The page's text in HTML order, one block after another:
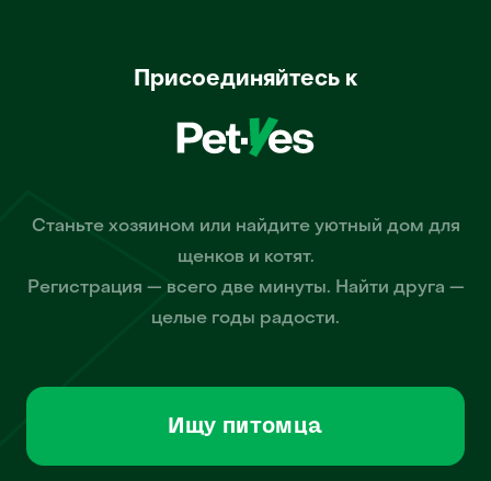
Присоединяйтесь к
Станьте хозяином или найдите уютный дом для
щенков и котят.
Регистрация — всего две минуты. Найти друга —
целые годы радости.
Ищу питомца